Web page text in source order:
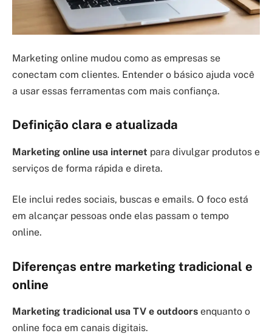
Marketing online mudou como as empresas se
conectam com clientes. Entender o básico ajuda você
a usar essas ferramentas com mais confiança.
Definição clara e atualizada
Marketing online usa internet para divulgar produtos e
serviços de forma rápida e direta.
Ele inclui redes sociais, buscas e emails. O foco está
em alcançar pessoas onde elas passam o tempo
online.
Diferenças entre marketing tradicional e
online
Marketing tradicional usa TV e outdoors enquanto o
online foca em canais digitais.